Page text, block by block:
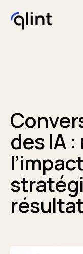
des IA